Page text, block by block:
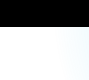
Zarezerwuj,